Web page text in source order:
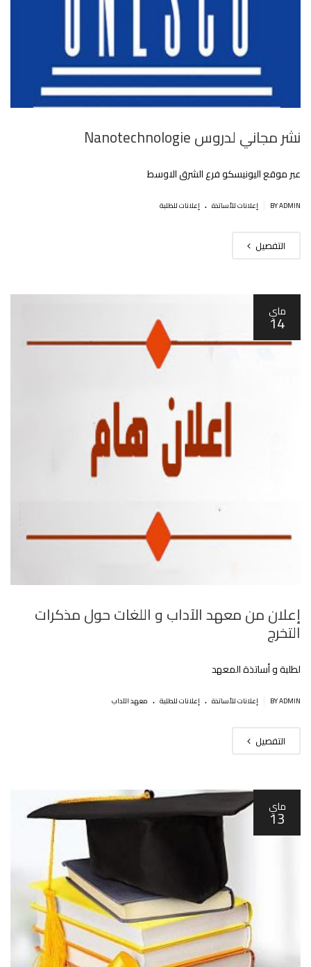
نشر مجاني لدروس Nanotechnologie
عبر موقع اليونيسكو فرع الشرق الاوسط
BY ADMIN إعلانات للأساتذة . إعلانات للطلبة
التفصيل
ماي
14
إعلان من معهد الآداب و اللغات حول مذكرات
التخرج
لطلبة و أساتذة المعهد
BY ADMIN إعلانات للأساتذة . إعلانات للطلبة . معهد الآداب
التفصيل
ماي
13